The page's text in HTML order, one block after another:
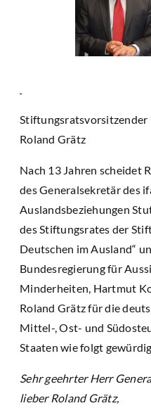
Roland Grätz
Nach 13 Jahren scheidet
des Generalsekretär des
Auslandsbeziehungen
des Stiftungsrates der
Deutschen im Ausland“
Bundesregierung für
Minderheiten, Hartmut
Roland Grätz für die
Mittel-, Ost- und
Staaten wie folgt
Sehr geehrter Herr
lieber Roland Grätz,